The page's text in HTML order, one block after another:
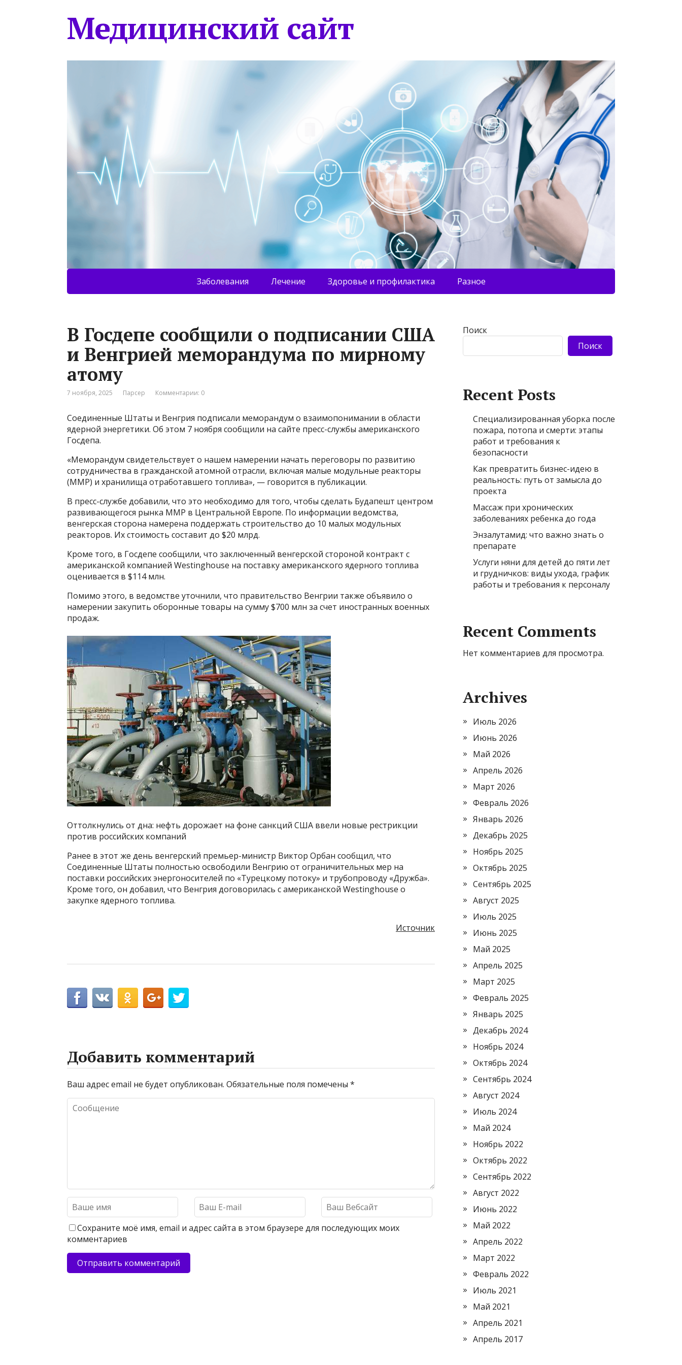
Медицинский сайт
Заболевания Лечение Здоровье и профилактика Разное
В Госдепе сообщили о подписании США
и Венгрией меморандума по мирному
атому
7 ноября, 2025 Парсер Комментарии: 0
Соединенные Штаты и Венгрия подписали меморандум о взаимопонимании в области
ядерной энергетики. Об этом 7 ноября сообщили на сайте пресс-службы американского
Госдепа.
«Меморандум свидетельствует о нашем намерении начать переговоры по развитию
сотрудничества в гражданской атомной отрасли, включая малые модульные реакторы
(ММР) и хранилища отработавшего топлива», — говорится в публикации.
В пресс-службе добавили, что это необходимо для того, чтобы сделать Будапешт центром
развивающегося рынка ММР в Центральной Европе. По информации ведомства,
венгерская сторона намерена поддержать строительство до 10 малых модульных
реакторов. Их стоимость составит до $20 млрд.
Кроме того, в Госдепе сообщили, что заключенный венгерской стороной контракт с
американской компанией Westinghouse на поставку американского ядерного топлива
оценивается в $114 млн.
Помимо этого, в ведомстве уточнили, что правительство Венгрии также объявило о
намерении закупить оборонные товары на сумму $700 млн за счет иностранных военных
продаж.
Оттолкнулись от дна: нефть дорожает на фоне санкций США ввели новые рестрикции
против российских компаний
Ранее в этот же день венгерский премьер-министр Виктор Орбан сообщил, что
Соединенные Штаты полностью освободили Венгрию от ограничительных мер на
поставки российских энергоносителей по «Турецкому потоку» и трубопроводу «Дружба».
Кроме того, он добавил, что Венгрия договорилась с американской Westinghouse о
закупке ядерного топлива.
Источник
Добавить комментарий
Ваш адрес email не будет опубликован. Обязательные поля помечены *
Сохраните моё имя, email и адрес сайта в этом браузере для последующих моих
комментариев
Поиск
Поиск
Recent Posts
Специализированная уборка после
пожара, потопа и смерти: этапы
работ и требования к
безопасности
Как превратить бизнес-идею в
реальность: путь от замысла до
проекта
Массаж при хронических
заболеваниях ребенка до года
Энзалутамид: что важно знать о
препарате
Услуги няни для детей до пяти лет
и грудничков: виды ухода, график
работы и требования к персоналу
Recent Comments
Нет комментариев для просмотра.
Archives
Июль 2026
Июнь 2026
Май 2026
Апрель 2026
Март 2026
Февраль 2026
Январь 2026
Декабрь 2025
Ноябрь 2025
Октябрь 2025
Сентябрь 2025
Август 2025
Июль 2025
Июнь 2025
Май 2025
Апрель 2025
Март 2025
Февраль 2025
Январь 2025
Декабрь 2024
Ноябрь 2024
Октябрь 2024
Сентябрь 2024
Август 2024
Июль 2024
Май 2024
Ноябрь 2022
Октябрь 2022
Сентябрь 2022
Август 2022
Июнь 2022
Май 2022
Апрель 2022
Март 2022
Февраль 2022
Июль 2021
Май 2021
Апрель 2021
Апрель 2017